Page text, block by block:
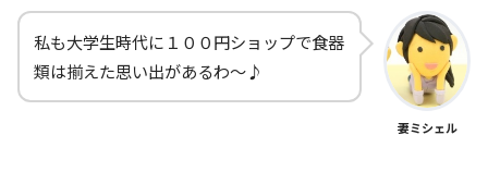
私も大学生時代に１００円ショップで食器
類は揃えた思い出があるわ～♪
妻ミシェル